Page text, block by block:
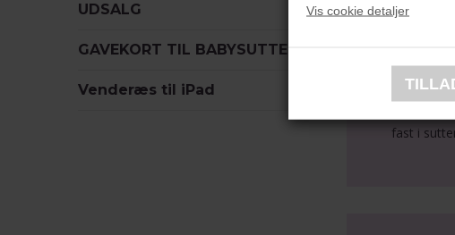
Vis cookie detaljer
UDSALG
GAVEKORT TIL BABYSUTTEN
Venderæs til iPad
For dit
kun de
fast i